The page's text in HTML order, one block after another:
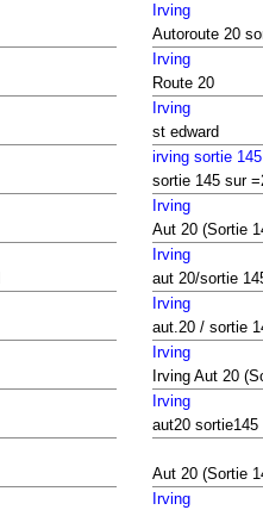
Irving
Autoroute 20
Irving
Route 20
Irving
st edward
irving sortie 145
sortie 145 sur
Irving
Aut 20 (Sortie
Irving
aut 20/sortie
Irving
aut.20 / sortie
Irving
Irving Aut 20
Irving
aut20 sortie145
Aut 20 (Sortie
Irving